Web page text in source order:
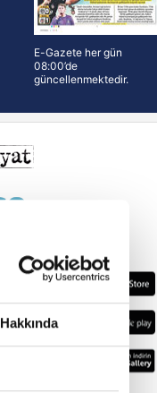
Hakkında
E-Gazete her gün
08:00’de
güncellenmektedir.